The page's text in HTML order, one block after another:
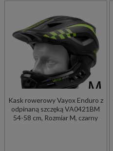
Kask rowerowy Vayox Enduro z
odpinaną szczęką VA0421BM
54-58 cm, Rozmiar M, czarny